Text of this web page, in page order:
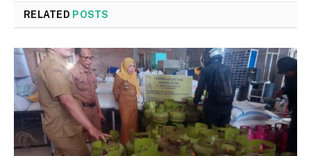
RELATED POSTS